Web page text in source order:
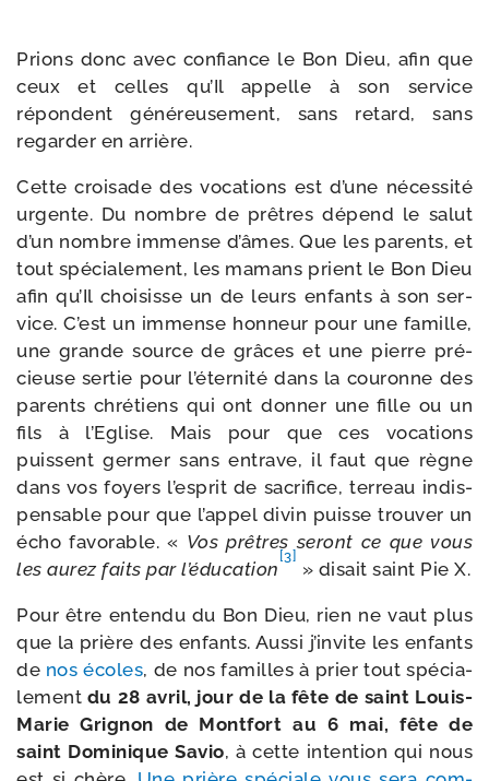
Prions donc avec confiance le Bon Dieu, afin que
ceux et celles qu’Il appelle à son ser­vice
répondent géné­reu­se­ment, sans retard, sans
regar­der en arrière.
Cette croi­sade des voca­tions est d’une néces­si­té
urgente. Du nombre de prêtres dépend le salut
d’un nombre immense d’âmes. Que les parents, et
tout spé­cia­le­ment, les mamans prient le Bon Dieu
afin qu’Il choi­sisse un de leurs enfants à son ser­
vice. C’est un immense hon­neur pour une famille,
une grande source de grâces et une pierre pré­
cieuse ser­tie pour l’é­ter­ni­té dans la cou­ronne des
parents chré­tiens qui ont don­ner une fille ou un
fils à l’Eglise. Mais pour que ces voca­tions
puissent ger­mer sans entrave, il faut que règne
dans vos foyers l’es­prit de sacri­fice, ter­reau indis­
pen­sable pour que l’ap­pel divin puisse trou­ver un
écho favo­rable. « Vos prêtres seront ce que vous
les aurez faits par l’é­du­ca­tion
[3]
» disait saint Pie X.
Pour être enten­du du Bon Dieu, rien ne vaut plus
que la prière des enfants. Aussi j’in­vite les enfants
de nos écoles, de nos familles à prier tout spé­cia­
le­ment du 28 avril, jour de la fête de saint Louis-​
Marie Grignon de Montfort au 6 mai, fête de
saint Dominique Savio, à cette inten­tion qui nous